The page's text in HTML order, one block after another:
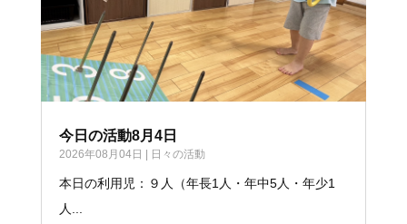
今日の活動8月4日
2026年08月04日 日々の活動
本日の利用児：９人（年長1人・年中5人・年少1
人...